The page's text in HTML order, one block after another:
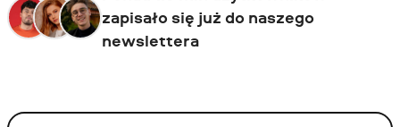
zapisało się już do naszego
newslettera